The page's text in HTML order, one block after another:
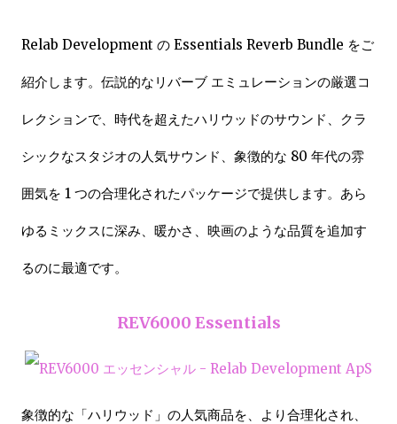
Relab Development の Essentials Reverb Bundle をご
紹介します。伝説的なリバーブ エミュレーションの厳選コ
レクションで、時代を超えたハリウッドのサウンド、クラ
シックなスタジオの人気サウンド、象徴的な 80 年代の雰
囲気を 1 つの合理化されたパッケージで提供します。あら
ゆるミックスに深み、暖かさ、映画のような品質を追加す
るのに最適です。
REV6000 Essentials
象徴的な「ハリウッド」の人気商品を、より合理化され、